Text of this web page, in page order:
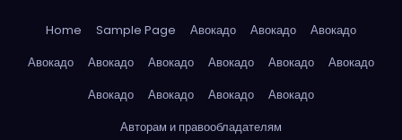
Home Sample Page Авокадо Авокадо
Авокадо
Авокадо
Авокадо Авокадо Авокадо Авокадо
Авокадо
Авокадо
Авокадо Авокадо
Авокадо
Авторам и правообладателям